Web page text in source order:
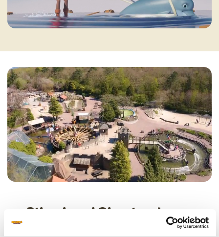
Bliv pirat i Piratland
Masser af leg og sjov i det udendørs piratlegeland i